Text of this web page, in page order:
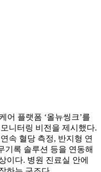
어 플랫폼 ‘올뉴씽크’를
니터링 비전을 제시했다.
속 혈당 측정, 반지형 연
기록 솔루션 등을 연동해
이다. 병원 진료실 안에